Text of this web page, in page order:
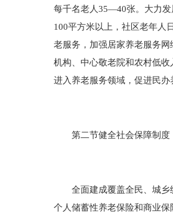
每千名老人35—40张。大力发
100平方米以上，社区老年人
老服务，加强居家养老服务
机构、中心敬老院和农村低
进入养老服务领域，促进民
第二节健全社会保障制度
全面建成覆盖全民、城乡统
个人储蓄性养老保险和商业